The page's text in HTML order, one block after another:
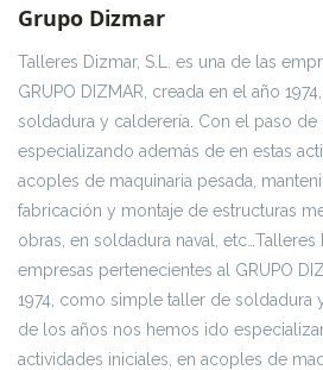
Grupo Dizmar
Talleres Dizmar, S.L. es una de las
GRUPO DIZMAR, creada en el año
soldadura y calderería. Con el paso
especializando además de en estas
acoples de maquinaria pesada,
fabricación y montaje de estructuras
obras, en soldadura naval, etc…Talleres
empresas pertenecientes al GRUPO
1974, como simple taller de soldadura
de los años nos hemos ido
actividades iniciales, en acoples de